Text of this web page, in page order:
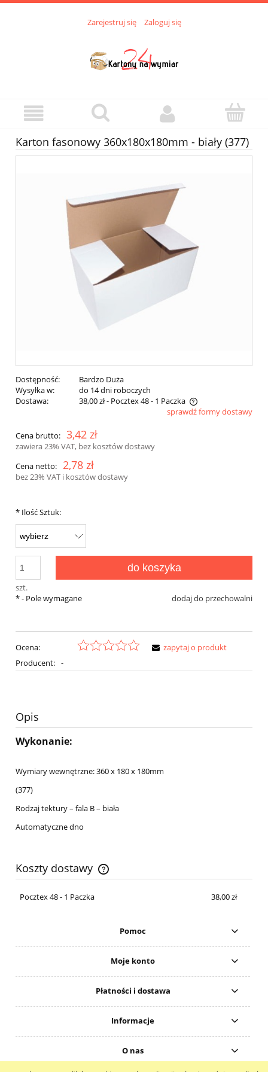
Zarejestruj się Zaloguj się
Karton fasonowy 360x180x180mm - biały (377)
Dostępność:
Bardzo Duża
Wysyłka w:
do 14 dni roboczych
Dostawa:
38,00 zł- Pocztex 48 - 1 Paczka
Cena nie zawiera ewentualnych kosztów płatnościsprawdź formy dostawy
Cena brutto: 3,42 zł
zawiera 23% VAT, bez kosztów dostawy
Cena netto: 2,78 zł
bez 23% VAT i kosztów dostawy
* Ilość Sztuk:
szt.
do koszyka
dodaj do przechowalni
*- Pole wymagane
Ocena:
Producent: -
zapytaj o produkt
Opis
Wykonanie:
Wymiary wewnętrzne: 360 x 180 x 180mm
(377)
Rodzaj tektury – fala B – biała
Automatyczne dno
Koszty dostawy
Cena nie zawiera ewentualnych kosztów płatności
Pocztex 48 - 1 Paczka
38,00 zł
Pomoc
Moje konto
Płatności i dostawa
Informacje
O nas